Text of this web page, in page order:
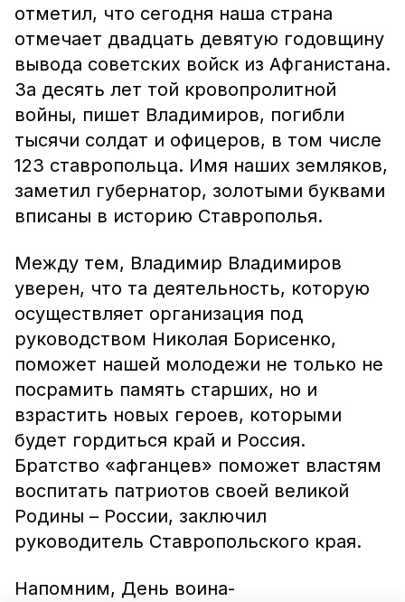
отметил, что сегодня наша страна
отмечает двадцать девятую годовщину
вывода советских войск из Афганистана.
За десять лет той кровопролитной
войны, пишет Владимиров, погибли
тысячи солдат и офицеров, в том числе
123 ставропольца. Имя наших земляков,
заметил губернатор, золотыми буквами
вписаны в историю Ставрополья.
Между тем, Владимир Владимиров
уверен, что та деятельность, которую
осуществляет организация под
руководством Николая Борисенко,
поможет нашей молодежи не только не
посрамить память старших, но и
взрастить новых героев, которыми
будет гордиться край и Россия.
Братство «афганцев» поможет властям
воспитать патриотов своей великой
Родины – России, заключил
руководитель Ставропольского края.
Напомним, День воина-